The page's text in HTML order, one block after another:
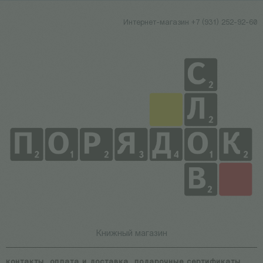
Интернет-магазин +7 (931) 252-92-60
Книжный магазин